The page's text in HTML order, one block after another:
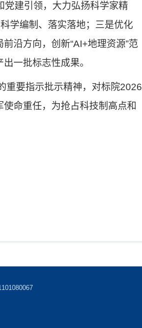
建引领，大力弘扬科学家精
学编制、落实落地；三是优化
前沿方向，创新“AI+地理资源”范
一批标志性成果。
重要指示批示精神，对标院2026
命重任，为抢占科技制高点和